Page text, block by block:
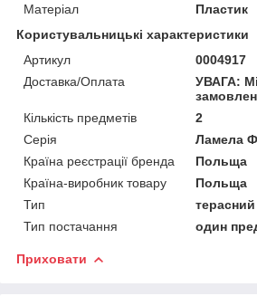
Матеріал
Пластик
Користувальницькі характеристики
Артикул
0004917
Доставка/Оплата
УВАГА:
Кількість предметів
2
Серія
Ламела
Країна реєстрації бренда
Польща
Країна-виробник товару
Польща
Тип
терасний
Тип постачання
один
Приховати